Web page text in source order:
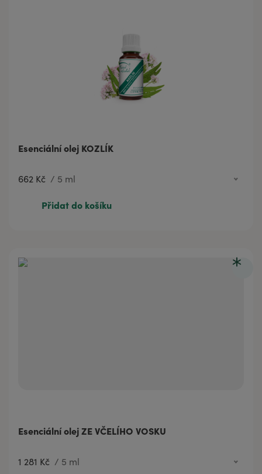
Esenciální olej KOZLÍK
662 Kč / 5 ml
300 Kč
2 ml
Přidat do košíku
Esenciální olej ZE VČELÍHO VOSKU
1 281 Kč / 5 ml